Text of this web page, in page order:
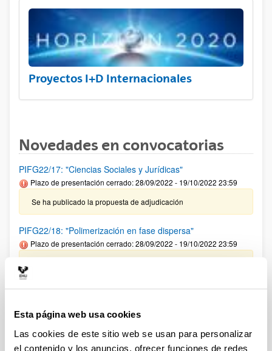
Esta página web usa cookies
Las cookies de este sitio web se usan para personalizar
el contenido y los anuncios, ofrecer funciones de redes
Proyectos I+D Internacionales
Novedades en convocatorias
PIFG22/17: "Ciencias Sociales y Jurídicas"
Plazo de presentación cerrado: 28/09/2022 - 19/10/2022 23:59
Se ha publicado la propuesta de adjudicación
PIFG22/18: "Polimerización en fase dispersa"
Plazo de presentación cerrado: 28/09/2022 - 19/10/2022 23:59
PIFG22/15: “Microbiología: Bioquímica y Biología Molecular”